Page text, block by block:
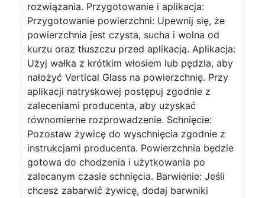
rozwiązania. Przygotowanie i aplikacja:
Przygotowanie powierzchni: Upewnij się, że
powierzchnia jest czysta, sucha i wolna od
kurzu oraz tłuszczu przed aplikacją. Aplikacja:
Użyj wałka z krótkim włosiem lub pędzla, aby
nałożyć Vertical Glass na powierzchnię. Przy
aplikacji natryskowej postępuj zgodnie z
zaleceniami producenta, aby uzyskać
równomierne rozprowadzenie. Schnięcie:
Pozostaw żywicę do wyschnięcia zgodnie z
instrukcjami producenta. Powierzchnia będzie
gotowa do chodzenia i użytkowania po
zalecanym czasie schnięcia. Barwienie: Jeśli
chcesz zabarwić żywicę, dodaj barwniki